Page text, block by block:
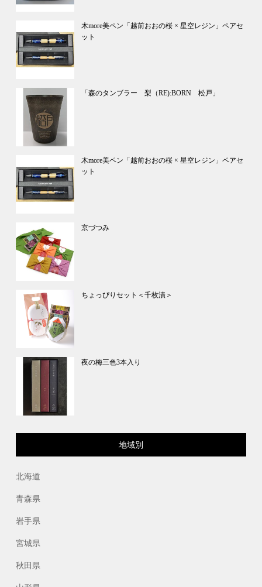
木more美ペン「越前おおの桜 × 星空レジン」ペアセ
ット
「森のタンブラー 梨（RE):BORN 松戸」
木more美ペン「越前おおの桜 × 星空レジン」ペアセ
ット
京づつみ
ちょっぴりセット＜千枚漬＞
夜の梅三色3本入り
地域別
北海道
青森県
岩手県
宮城県
秋田県